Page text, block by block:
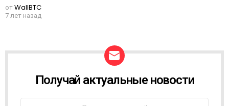
отWallBTC
7 лет назад
W
Получай актуальные новости